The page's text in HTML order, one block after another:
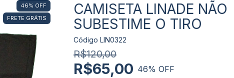
46% OFF
FRETE GRÁTIS
CAMISETA LINADE NÃO
SUBESTIME O TIRO
Código LIN0322
R$120,00
R$65,00 46% OFF